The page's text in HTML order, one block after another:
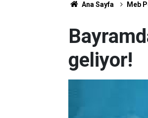
Ana Sayfa Meb
geliyor!